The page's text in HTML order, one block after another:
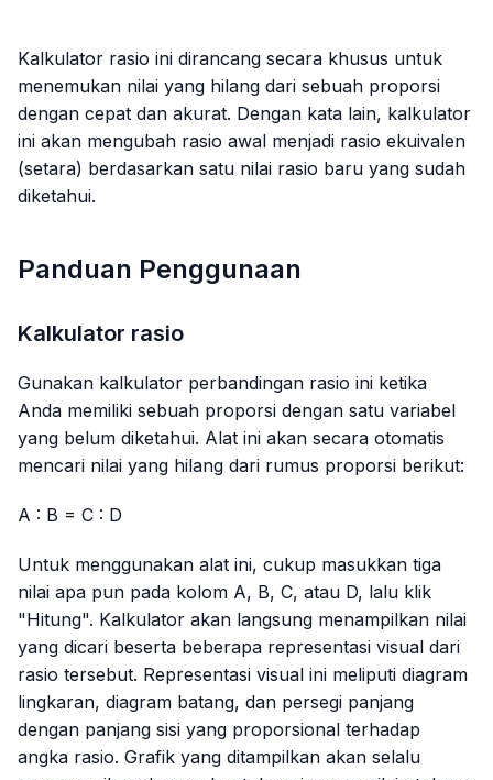
Kalkulator rasio ini dirancang secara khusus untuk
menemukan nilai yang hilang dari sebuah proporsi
dengan cepat dan akurat. Dengan kata lain, kalkulator
ini akan mengubah rasio awal menjadi rasio ekuivalen
(setara) berdasarkan satu nilai rasio baru yang sudah
diketahui.
Panduan Penggunaan
Kalkulator rasio
Gunakan kalkulator perbandingan rasio ini ketika
Anda memiliki sebuah proporsi dengan satu variabel
yang belum diketahui. Alat ini akan secara otomatis
mencari nilai yang hilang dari rumus proporsi berikut:
A : B = C : D
Untuk menggunakan alat ini, cukup masukkan tiga
nilai apa pun pada kolom A, B, C, atau D, lalu klik
"Hitung". Kalkulator akan langsung menampilkan nilai
yang dicari beserta beberapa representasi visual dari
rasio tersebut. Representasi visual ini meliputi diagram
lingkaran, diagram batang, dan persegi panjang
dengan panjang sisi yang proporsional terhadap
angka rasio. Grafik yang ditampilkan akan selalu